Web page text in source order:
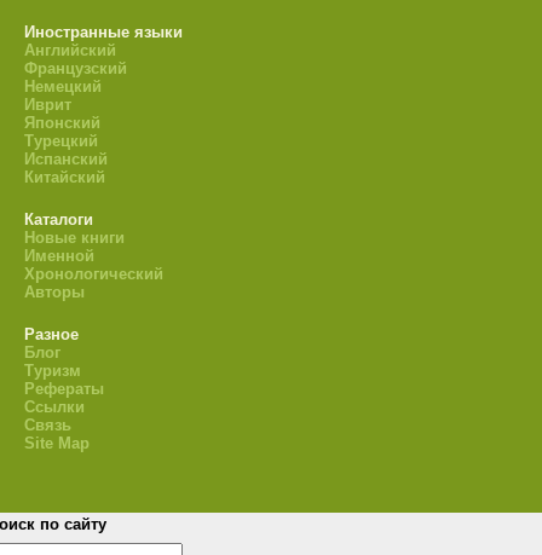
Иностранные языки
Английский
Французский
Немецкий
Иврит
Японский
Турецкий
Испанский
Китайский
Каталоги
Новые книги
Именной
Хронологический
Авторы
Разное
Блог
Туризм
Рефераты
Ссылки
Связь
Site Map
по сайту